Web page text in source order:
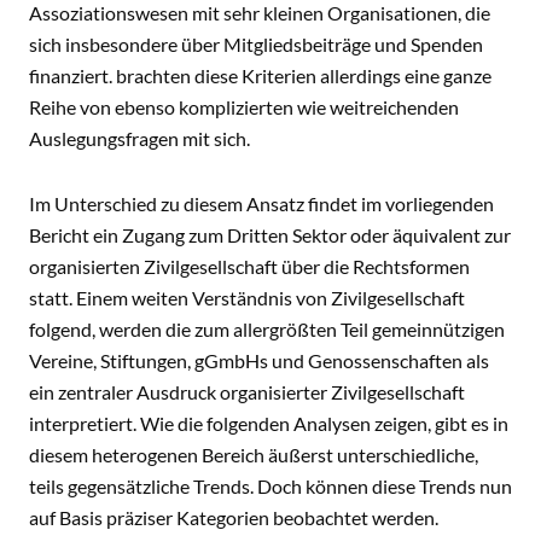
Assoziationswesen mit sehr kleinen Organisationen, die
sich insbesondere über Mitgliedsbeiträge und Spenden
finanziert. brachten diese Kriterien allerdings eine ganze
Reihe von ebenso komplizierten wie weitreichenden
Auslegungsfragen mit sich.
Im Unterschied zu diesem Ansatz findet im vorliegenden
Bericht ein Zugang zum Dritten Sektor oder äquivalent zur
organisierten Zivilgesellschaft über die Rechtsformen
statt. Einem weiten Verständnis von Zivilgesellschaft
folgend, werden die zum allergrößten Teil gemeinnützigen
Vereine, Stiftungen, gGmbHs und Genossenschaften als
ein zentraler Ausdruck organisierter Zivilgesellschaft
interpretiert. Wie die folgenden Analysen zeigen, gibt es in
diesem heterogenen Bereich äußerst unterschiedliche,
teils gegensätzliche Trends. Doch können diese Trends nun
auf Basis präziser Kategorien beobachtet werden.